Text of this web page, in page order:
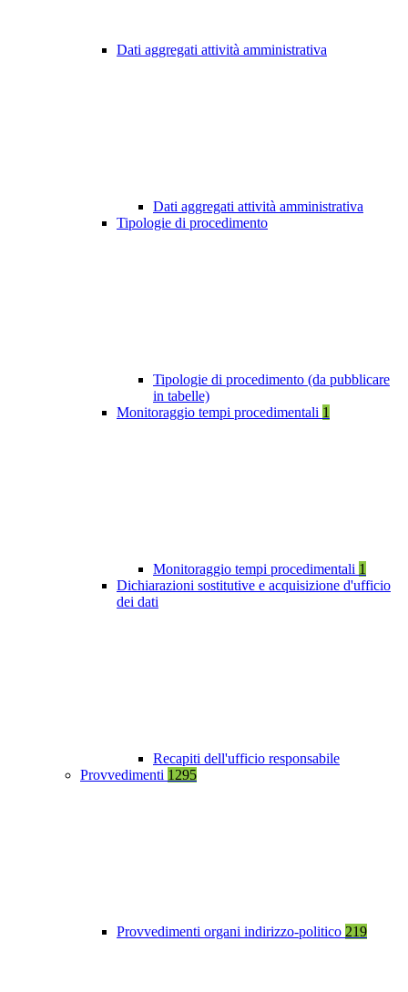
Dati aggregati attività amministrativa
Dati aggregati attività amministrativa
Tipologie di procedimento
Tipologie di procedimento (da pubblicare
in tabelle)
Monitoraggio tempi procedimentali 1
Monitoraggio tempi procedimentali 1
Dichiarazioni sostitutive e acquisizione d'ufficio
dei dati
Recapiti dell'ufficio responsabile
Provvedimenti 1295
Provvedimenti organi indirizzo-politico 219